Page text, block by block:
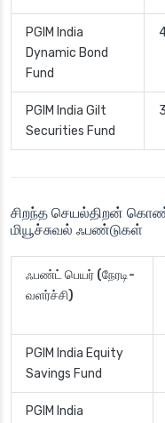
PGIM India
Dynamic Bond
Fund
PGIM India Gilt
Securities Fund
சிறந்த செயல்திறன்
மியூச்சுவல் ஃபண்டுகள்
ஃபண்ட் பெயர் (நேரடி-
வளர்ச்சி)
PGIM India Equity
Savings Fund
PGIM India